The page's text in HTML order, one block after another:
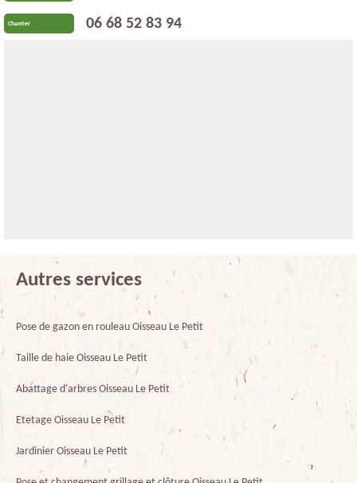
Chantier 06 68 52 83 94
Autres services
Pose de gazon en rouleau Oisseau Le Petit
Taille de haie Oisseau Le Petit
Abattage d'arbres Oisseau Le Petit
Etetage Oisseau Le Petit
Jardinier Oisseau Le Petit